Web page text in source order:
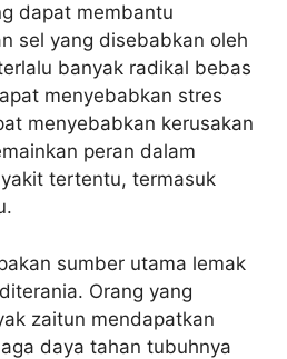
dapat membantu
sel yang disebabkan oleh
banyak radikal bebas
menyebabkan stres
menyebabkan kerusakan
peran dalam
tertentu, termasuk
sumber utama lemak
Orang yang
zaitun mendapatkan
daya tahan tubuhnya